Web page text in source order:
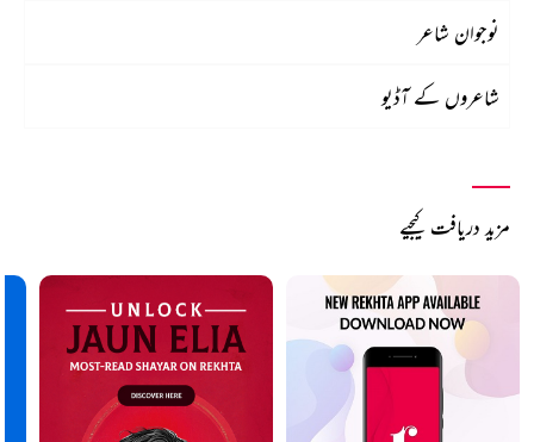
نوجوان شاعر
شاعروں کے آڈیو
مزید دریافت کیجیے